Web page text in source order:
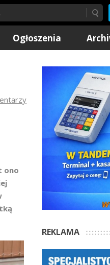
Ogłoszenia
ono
REKLAMA